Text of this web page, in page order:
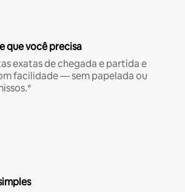
que você precisa
exatas de chegada e partida e
facilidade — sem papelada ou